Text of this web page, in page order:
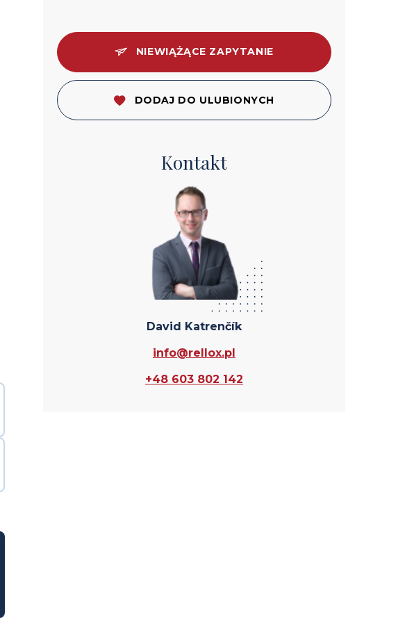
NIEWIĄŻĄCE ZAPYTANIE
DODAJ DO ULUBIONYCH
Kontakt
David Katrenčík
info@rellox.pl
+48 603 802 142